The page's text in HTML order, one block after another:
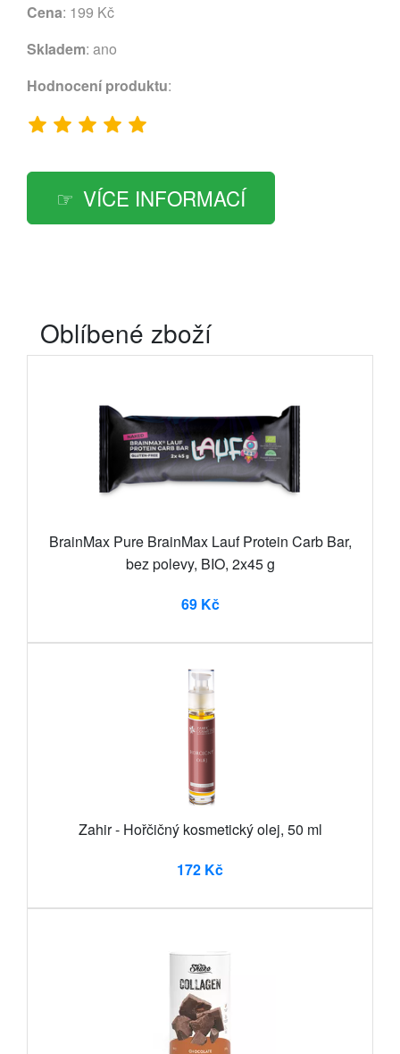
Cena: 199 Kč
Skladem: ano
Hodnocení produktu:
VÍCE INFORMACÍ
Oblíbené zboží
BrainMax Pure BrainMax Lauf Protein Carb Bar,
bez polevy, BIO, 2x45 g
69 Kč
Zahir - Hořčičný kosmetický olej, 50 ml
172 Kč